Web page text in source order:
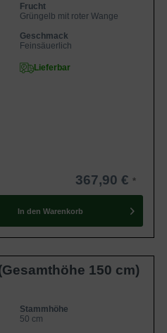
Frucht
Grüngelb mit roter Wange
Geschmack
Feinsäuerlich
Lieferbar
367,90 €
In den Warenkorb
150 cm)
Stammhöhe
50 cm